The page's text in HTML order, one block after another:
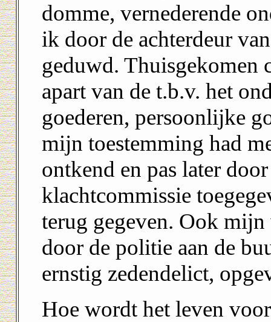
domme, vernederende
ik door de achterdeur
geduwd. Thuisgekomen
apart van de t.b.v. het
goederen, persoonlijke
mijn toestemming had
ontkend en pas later
klachtcommissie
terug gegeven. Ook
door de politie aan de
ernstig zedendelict,
Hoe wordt het leven